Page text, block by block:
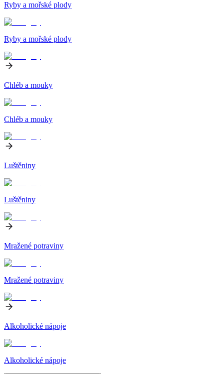
Ryby a mořské plody
Ryby a mořské plody
Chléb a mouky
Chléb a mouky
Luštěniny
Luštěniny
Mražené potraviny
Mražené potraviny
Alkoholické nápoje
Alkoholické nápoje